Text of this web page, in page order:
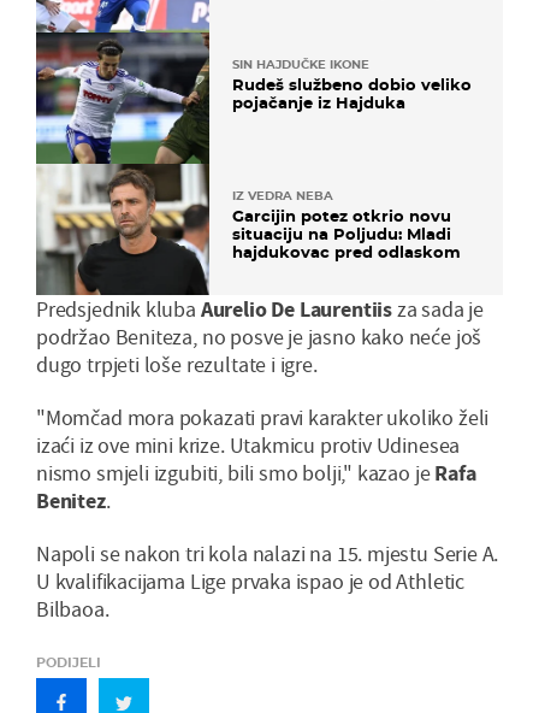
SIN HAJDUČKE IKONE
Rudeš službeno dobio veliko
pojačanje iz Hajduka
IZ VEDRA NEBA
Garcijin potez otkrio novu
situaciju na Poljudu: Mladi
hajdukovac pred odlaskom
Predsjednik kluba Aurelio De Laurentiisza sada je
podržao Beniteza, no posve je jasno kako neće još
dugo trpjeti loše rezultate i igre.
"Momčad mora pokazati pravi karakter ukoliko želi
izaći iz ove mini krize. Utakmicu protiv Udinesea
nismo smjeli izgubiti, bili smo bolji," kazao jeRafa
Benitez.
Napoli se nakon tri kola nalazi na 15. mjestu Serie A.
U kvalifikacijama Lige prvaka ispao je od Athletic
Bilbaoa.
PODIJELI